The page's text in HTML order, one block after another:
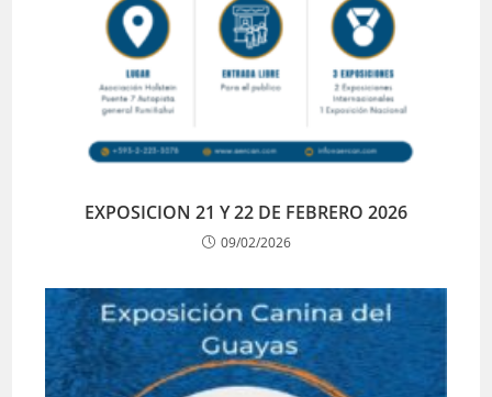
EXPOSICION 21 Y 22 DE FEBRERO 2026
09/02/2026